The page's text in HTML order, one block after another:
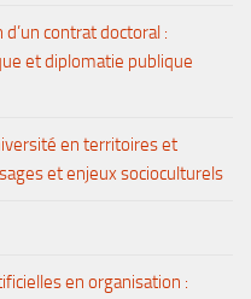
contrat doctoral :
et diplomatie publique
en territoires et
et enjeux socioculturels
en organisation :